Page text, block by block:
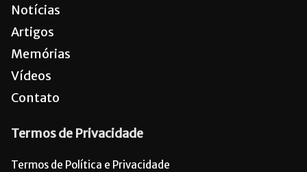
Notícias
Artigos
Memórias
Vídeos
Contato
Termos de Privacidade
Termos de Política e Privacidade